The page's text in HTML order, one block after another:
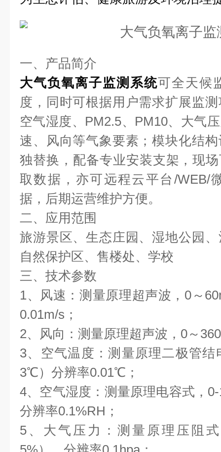
一、产品简介
大气负氧离子监测系统可全天候
度，同时可根据用户需求扩展监
空气湿度、PM2.5、PM10、大气
速、风向等气象要素；模块化结
独替换，配备专业安装支架，现
取数据，亦可远程云平台/WEB/
据，后期运营维护方便。
二、应用范围
旅游景区、生态庄园、湿地公园
自然保护区、售楼处、学校
三、技术参数
1、风速：测量原理超声波，0～
0.01m/s；
2、风向：测量原理超声波，0～
3、空气温度：测量原理二极管
3℃）分辨率0.01℃；
4、空气湿度：测量原理电容式，
分辨率0.1%RH；
5、大气压力：测量原理压阻式